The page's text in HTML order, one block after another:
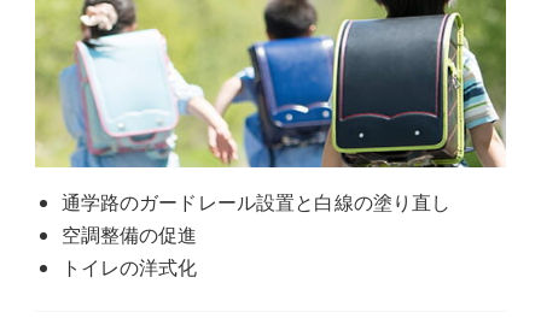
通学路のガードレール設置と白線の塗り直し
空調整備の促進
トイレの洋式化